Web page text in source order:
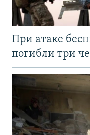
При атаке
погибли три